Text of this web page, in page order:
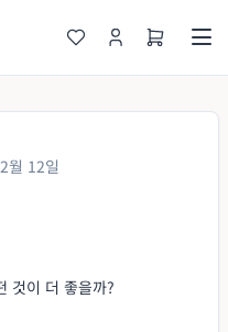
월 12일
것이 더 좋을까?